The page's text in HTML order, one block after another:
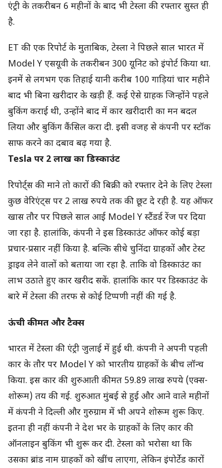
एंट्री के तकरीबन 6 महीनों के बाद भी टेस्ला की रफ्तार सुस्त ही
है.
ET की एक रिपोर्ट के मुताबिक, टेस्ला ने पिछले साल भारत में
Model Y एसयूवी के तकरीबन 300 यूनिट को इंपोर्ट किया था.
इनमें से लगभग एक तिहाई यानी करीब 100 गाड़ियां चार महीने
बाद भी बिना खरीदार के खड़ी हैं. कई ऐसे ग्राहक जिन्होंने पहले
बुकिंग कराई थी, उन्होंने बाद में कार खरीदारी का मन बदल
लिया और बुकिंग कैंसिल करा दी. इसी वजह से कंपनी पर स्टॉक
साफ करने का दबाव बढ़ गया है.
Tesla पर 2 लाख का डिस्काउंट
रिपोर्ट्स की माने तो कारों की बिक्री को रफ्तार देने के लिए टेस्ला
कुछ वेरिएंट्स पर 2 लाख रुपये तक की छूट दे रही है. यह ऑफर
खास तौर पर पिछले साल आई Model Y स्टैंडर्ड रेंज पर दिया
जा रहा है. हालांकि, कंपनी ने इस डिस्काउंट ऑफर कोई बड़ा
प्रचार-प्रसार नहीं किया है. बल्कि सीधे चुनिंदा ग्राहकों और टेस्ट
ड्राइव लेने वालों को बताया जा रहा है. ताकि वो डिस्काउंट का
लाभ उठाते हुए कार खरीद सकें. हालांकि कार पर डिस्काउंट के
बारे में टेस्ला की तरफ से कोई टिप्पणी नहीं की गई है.
ऊंची कीमत और टैक्स
भारत में टेस्ला की एंट्री जुलाई में हुई थी. कंपनी ने अपनी पहली
कार के तौर पर Model Y को भारतीय ग्राहकों के बीच लॉन्च
किया. इस कार की शुरुआती कीमत 59.89 लाख रुपये (एक्स-
शोरूम) तय की गई. शुरुआत मुंबई से हुई और आने वाले महीनों
में कंपनी ने दिल्ली और गुरुग्राम में भी अपने शोरूम शुरू किए.
इतना ही नहीं कंपनी ने देश भर के ग्राहकों के लिए कार की
ऑनलाइन बुकिंग भी शुरू कर दी. टेस्ला को भरोसा था कि
उसका ब्रांड नाम ग्राहकों को खींच लाएगा, लेकिन इंपोर्टेड कारों